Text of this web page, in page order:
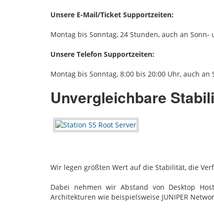
Unsere E-Mail/Ticket Supportzeiten:
Montag bis Sonntag, 24 Stunden, auch an Sonn-
Unsere Telefon Supportzeiten:
Montag bis Sonntag, 8:00 bis 20:00 Uhr, auch an
Unvergleichbare
Wir legen größten Wert auf die Stabilität, die
Dabei nehmen wir Abstand von Desktop
Architekturen wie beispielsweise JUNIPER